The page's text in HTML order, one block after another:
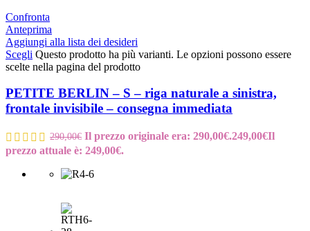
Confronta
Anteprima
Aggiungi alla lista dei desideri
Scegli Questo prodotto ha più varianti. Le opzioni possono essere
scelte nella pagina del prodotto
PETITE BERLIN – S – riga naturale a sinistra,
frontale invisibile – consegna immediata
290,00€ Il prezzo originale era: 290,00€.249,00€Il
prezzo attuale è: 249,00€.